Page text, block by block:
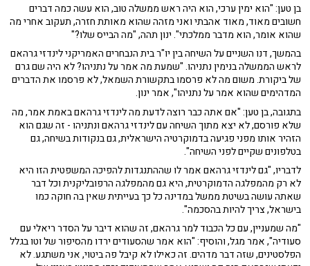
בן טען: "הוא ימין ערכי, הוא היה ראש ממשלה טוב, הוא עשה כמה דברים
חשובים מאוד, מאוד אהבתי ואני מזהה שהוא מאותת חזרה, תעקוב אחרי מה
שהוא אומר, הוא מדבר ממלכתי". ינון תהה, "מה הבייס שלו?"
בהמשך, דנו השניים על השיחה בין יו"ר בית הנבחרים האמריקני לינדזי גרהאם
לראש הממשלה בנימין נתניהו. "שמעת מה אמר על נתניהו? לא היה שם גרם
של ביקורת. משום מה לא פרסמו בתקשורת השמאל, לא פרסמו את הדברים
המדהימים שהוא אמר על נתניהו", אמר ינון.
בתגובה, בן טען: "אם אתה כבר רוצה לדעת מה לינדזי גרהאם באמת אמר, מה
שלא פורסם, לא יצא מתוך השיחה עם לינדזי גרהאם ונתניהו - זה שגם הוא
הזהיר אותו מפני פגיעה בדמוקרטיה הישראלית, גם בנקודות בשיחה, גם
בטלפונים שקיים לפני השיחה".
לדבריו, "גם לינדזי גרהאם אמר לו שההתנגדות להפיכה המשפטית הזו היא
לא רק מהמפלגה הדמוקרטית, היא גם מהמפלגה הרפובליקנית וכל דבר
שאתה עושה בשיטת ממשל במדינה כל כך בעייתית שאין בה חוקה כמו
בישראל, צריך להיות בהסכמה".
"מה שמעניין, עם כל הכבוד למר גרהאם, זה שהוא דיבר על הסדר ריאלי עם
סעודיה", אמר מגל, והוסיף: "הוא אמר שהסעודים ירדו מהסיפור של וטו בגלל
הפלסטינים, שזה דבר מדהים. זה כאילו לא קיבל פה ביטוי, אני משתגע. לא